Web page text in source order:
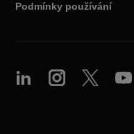
Podmínky používání